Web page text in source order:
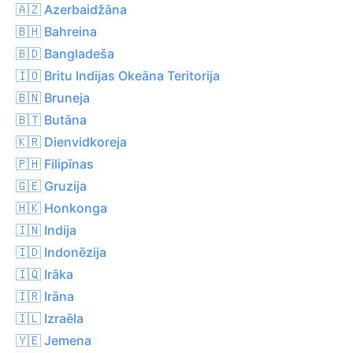
🇦🇿 Azerbaidžāna
🇧🇭 Bahreina
🇧🇩 Bangladeša
🇮🇴 Britu Indijas Okeāna Teritorija
🇧🇳 Bruneja
🇧🇹 Butāna
🇰🇷 Dienvidkoreja
🇵🇭 Filipīnas
🇬🇪 Gruzija
🇭🇰 Honkonga
🇮🇳 Indija
🇮🇩 Indonēzija
🇮🇶 Irāka
🇮🇷 Irāna
🇮🇱 Izraēla
🇾🇪 Jemena